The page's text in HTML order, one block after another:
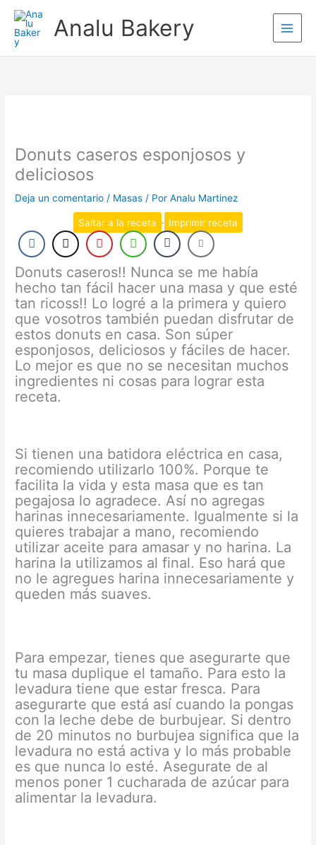
contenido
Analu Bakery
Donuts caseros esponjosos y
deliciosos
Deja un comentario / Masas / PorAnalu Martinez
Saltar a la receta · Imprimir receta
Donuts caseros!! Nunca se me había
hecho tan fácil hacer una masa y que esté
tan ricoss!! Lo logré a la primera y quiero
que vosotros también puedan disfrutar de
estos donuts en casa. Son súper
esponjosos, deliciosos y fáciles de hacer.
Lo mejor es que no se necesitan muchos
ingredientes ni cosas para lograr esta
receta.
Si tienen una batidora eléctrica en casa,
recomiendo utilizarlo 100%. Porque te
facilita la vida y esta masa que es tan
pegajosa lo agradece. Así no agregas
harinas innecesariamente. Igualmente si la
quieres trabajar a mano, recomiendo
utilizar aceite para amasar y no harina. La
harina la utilizamos al final. Eso hará que
no le agregues harina innecesariamente y
queden más suaves.
Para empezar, tienes que asegurarte que
tu masa duplique el tamaño. Para esto la
levadura tiene que estar fresca. Para
asegurarte que está así cuando la pongas
con la leche debe de burbujear. Si dentro
de 20 minutos no burbujea significa que la
levadura no está activa y lo más probable
es que nunca lo esté. Asegurate de al
menos poner 1 cucharada de azúcar para
alimentar la levadura.